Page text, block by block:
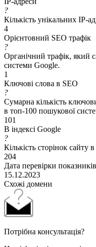
?
Кількість унікальних IP-
4
Орієнтовний SEO трафік
?
Органічний трафік, який
системи Google.
1
Ключові слова в SEO
?
Сумарна кількість
в топ-100 пошукової
101
В індексі Google
?
Кількість сторінок сайту
204
Дата перевірки показників
15.12.2023
Схожі домени
Потрібна консультація?